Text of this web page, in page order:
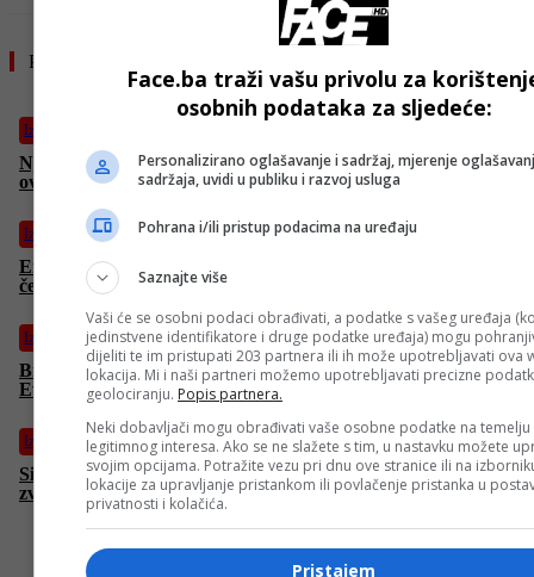
Pročitajte još
Izdvojeno
Njemačka povećava uvoz kazahstanske nafte da bi smanjila
ovisnost o Rusiji
Izdvojeno
Erdogan osudio izraelske nehumane napade na Gazu: Ljudi
čekaju na komad hljeba dok ih brutalno napadaju
Izdvojeno
Brisel planira rusku zamrznutu imovinu dati Ukrajini,
Evropska centralna banka protiv: To krši međunarodno pravo
Izdvojeno
Simbol hrabrosti i otpornosti: Dok Izraelci bombarduju iranski
zvaničnici izašli na ulice da pokažu da se ne boje
Face.ba traži vašu privolu za
osobnih podataka za sljedeće:
Personalizirano oglašavanje i sadržaj, mjerenje
sadržaja, uvidi u publiku i razvoj usluga
Pohrana i/ili pristup podacima na uređaju
Saznajte više
Vaši će se osobni podaci obrađivati, a podatke s vašeg uređaja
jedinstvene identifikatore i druge podatke uređaja) mogu
dijeliti te im pristupati 203 partnera ili ih može upotrebljavati ova
lokacija. Mi i naši partneri možemo upotrebljavati precizne
geolociranju. Popis partnera.
Neki dobavljači mogu obrađivati vaše osobne podatke na temelju
legitimnog interesa. Ako se ne slažete s tim, u nastavku možete
svojim opcijama. Potražite vezu pri dnu ove stranice ili na
lokacije za upravljanje pristankom ili povlačenje pristanka u
privatnosti i kolačića.
Pristajem